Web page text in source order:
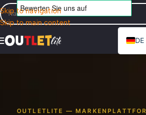
Skip to navigation
Skip to main content
DE
EN
OUTLETLITE —